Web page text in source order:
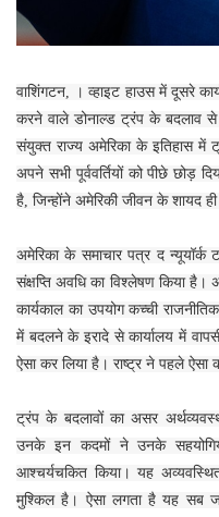
वाशिंगटन, । व्हाइट हाउस में दूसरे
करने वाले डोनाल्ड ट्रंप के बदलाव
संयुक्त राज्य अमेरिका के इतिहास
अपने सभी पूर्ववर्तियों को पीछे छोड़
है, जिन्होंने अमेरिकी जीवन के शायद
अमेरिका के समाचार पत्र द
संक्षप्ति अवधि का विश्लेषण किया
कार्यकाल का उपयोग कच्ची
में बदलने के इरादे से कार्यालय में
ऐसा कर लिया है। राष्ट्र ने पहले ऐसा
ट्रंप के बदलावों का असर
उनके इन कदमों ने उनके
आश्चर्यचकित किया। यह
मुश्किल है। ऐसा लगता है यह सब